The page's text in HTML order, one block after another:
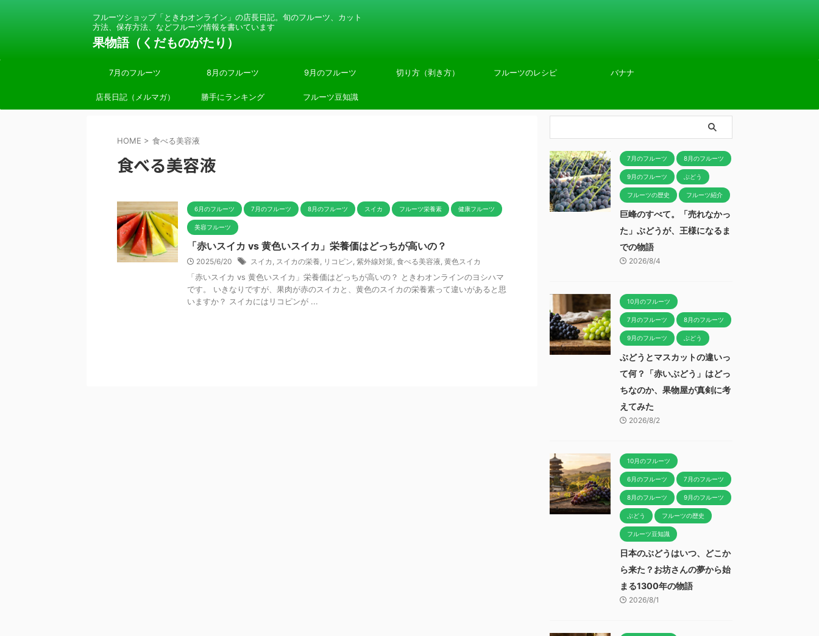
フルーツショップ「ときわオンライン」の店長日記。旬のフルーツ、カット
方法、保存方法、などフルーツ情報を書いています
果物語（くだものがたり）
7月のフルーツ 8月のフルーツ 9月のフルーツ 切り方（剥き方） フルーツのレシピ バナナ
店長日記（メルマガ） 勝手にランキング フルーツ豆知識
HOME > 食べる美容液
食べる美容液
6月のフルーツ 7月のフルーツ 8月のフルーツ スイカ フルーツ栄養素 健康フルーツ
美容フルーツ
「赤いスイカ vs 黄色いスイカ」栄養価はどっちが高いの？
2025/6/20 スイカ , スイカの栄養, リコピン, 紫外線対策, 食べる美容液, 黄色スイカ
「赤いスイカ vs 黄色いスイカ」栄養価はどっちが高いの？ ときわオンラインのヨシハマ
です。 いきなりですが、果肉が赤のスイカと、黄色のスイカの栄養素って違いがあると思
いますか？ スイカにはリコピンが ...
7月のフルーツ 8月のフルーツ
9月のフルーツ ぶどう
フルーツの歴史 フルーツ紹介
巨峰のすべて。「売れなかっ
た」ぶどうが、王様になるま
での物語
2026/8/4
10月のフルーツ
7月のフルーツ 8月のフルーツ
9月のフルーツ ぶどう
ぶどうとマスカットの違いっ
て何？「赤いぶどう」はどっ
ちなのか、果物屋が真剣に考
えてみた
2026/8/2
10月のフルーツ
6月のフルーツ 7月のフルーツ
8月のフルーツ 9月のフルーツ
ぶどう フルーツの歴史
フルーツ豆知識
日本のぶどうはいつ、どこか
ら来た？お坊さんの夢から始
まる1300年の物語
2026/8/1